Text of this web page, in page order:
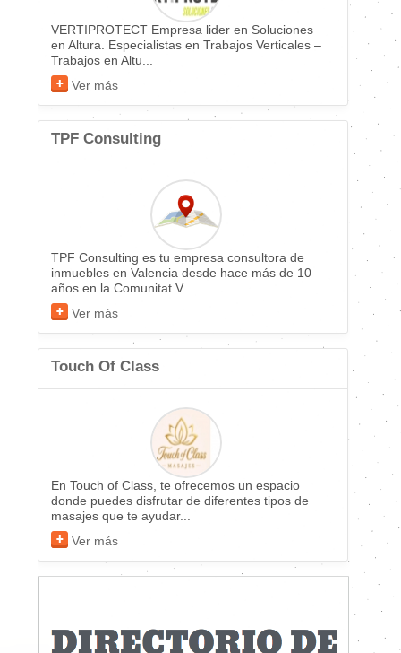
VERTIPROTECT Empresa lider en Soluciones
en Altura. Especialistas en Trabajos Verticales –
Trabajos en Altu...
Ver más
TPF Consulting
TPF Consulting es tu empresa consultora de
inmuebles en Valencia desde hace más de 10
años en la Comunitat V...
Ver más
Touch Of Class
En Touch of Class, te ofrecemos un espacio
donde puedes disfrutar de diferentes tipos de
masajes que te ayudar...
Ver más